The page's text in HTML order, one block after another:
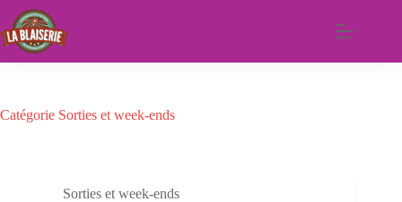
Passer
contenu
Catégorie Sorties et week-ends
Sorties et week-ends